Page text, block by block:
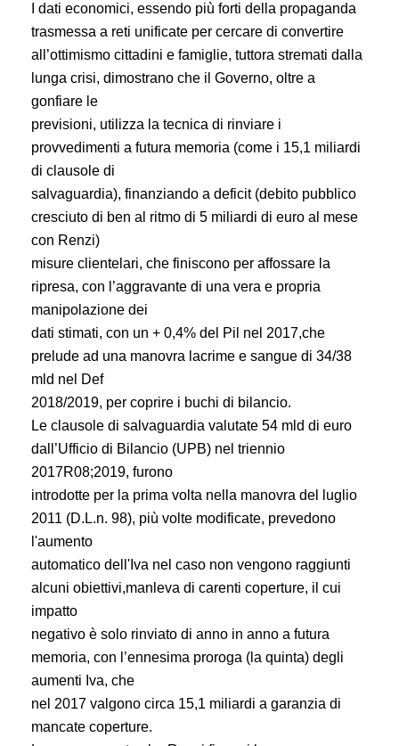
I dati economici, essendo più forti della propaganda
trasmessa a reti unificate per cercare di convertire
all’ottimismo cittadini e famiglie, tuttora stremati dalla
lunga crisi, dimostrano che il Governo, oltre a
gonfiare le
previsioni, utilizza la tecnica di rinviare i
provvedimenti a futura memoria (come i 15,1 miliardi
di clausole di
salvaguardia), finanziando a deficit (debito pubblico
cresciuto di ben al ritmo di 5 miliardi di euro al mese
con Renzi)
misure clientelari, che finiscono per affossare la
ripresa, con l’aggravante di una vera e propria
manipolazione dei
dati stimati, con un + 0,4% del Pil nel 2017,che
prelude ad una manovra lacrime e sangue di 34/38
mld nel Def
2018/2019, per coprire i buchi di bilancio.
Le clausole di salvaguardia valutate 54 mld di euro
dall’Ufficio di Bilancio (UPB) nel triennio
2017R08;2019, furono
introdotte per la prima volta nella manovra del luglio
2011 (D.L.n. 98), più volte modificate, prevedono
l'aumento
automatico dell'Iva nel caso non vengono raggiunti
alcuni obiettivi,manleva di carenti coperture, il cui
impatto
negativo è solo rinviato di anno in anno a futura
memoria, con l’ennesima proroga (la quinta) degli
aumenti Iva, che
nel 2017 valgono circa 15,1 miliardi a garanzia di
mancate coperture.